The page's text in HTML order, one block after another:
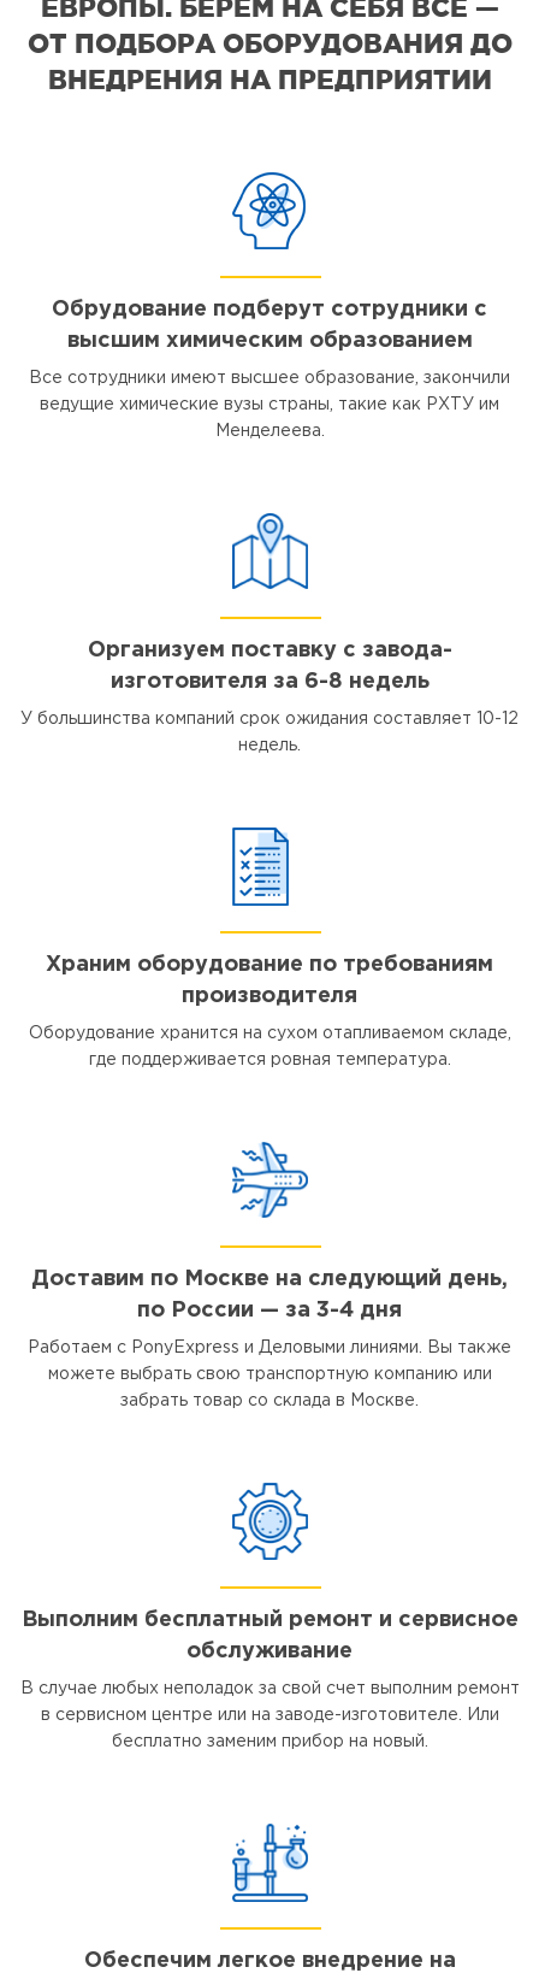
ЕВРОПЫ. БЕРЕМ НА СЕБЯ ВСЕ —
ОТ ПОДБОРА ОБОРУДОВАНИЯ ДО
ВНЕДРЕНИЯ НА ПРЕДПРИЯТИИ
Обрудование подберут сотрудники с
высшим химическим образованием
Все сотрудники имеют высшее образование, закончили
ведущие химические вузы страны, такие как РХТУ им
Менделеева.
Организуем поставку с завода-
изготовителя за 6-8 недель
У большинства компаний срок ожидания составляет 10-12
недель.
Храним оборудование по требованиям
производителя
Оборудование хранится на сухом отапливаемом складе,
где поддерживается ровная температура.
Доставим по Москве на следующий день,
по России — за 3-4 дня
Работаем с PonyExpress и Деловыми линиями. Вы также
можете выбрать свою транспортную компанию или
забрать товар со склада в Москве.
Выполним бесплатный ремонт и сервисное
обслуживание
В случае любых неполадок за свой счет выполним ремонт
в сервисном центре или на заводе-изготовителе. Или
бесплатно заменим прибор на новый.
Обеспечим легкое внедрение на